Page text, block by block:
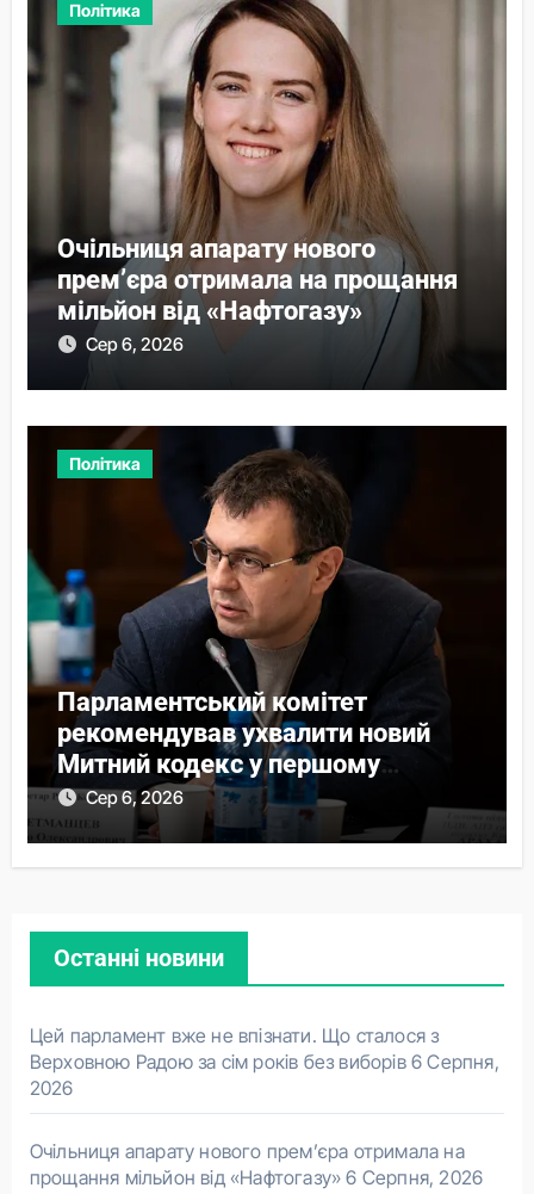
Політика
Очільниця апарату нового
прем’єра отримала на прощання
мільйон від «Нафтогазу»
Сер 6, 2026
Політика
Парламентський комітет
рекомендував ухвалити новий
Митний кодекс у першому
читанні
Сер 6, 2026
Останні новини
Цей парламент вже не впізнати. Що сталося з
Верховною Радою за сім років без виборів 6 Серпня,
2026
Очільниця апарату нового прем’єра отримала на
прощання мільйон від «Нафтогазу» 6 Серпня, 2026